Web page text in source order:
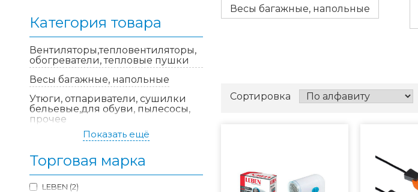
Весы багажные, напольные
Сортировка
213.90 2189.43 Применить
Категория товара
Вентиляторы,тепловентиляторы,
обогреватели, тепловые пушки
Весы багажные, напольные
Утюги, отпариватели, сушилки
бельевые,для обуви, пылесосы,
прочее
Показать ещё
Торговая марка
LEBEN (2)